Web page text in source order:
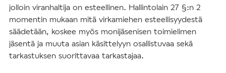
jolloin viranhaltija on esteellinen. Hallintolain 27 §:n 2
momentin mukaan mitä virkamiehen esteellisyydestä
säädetään, koskee myös monijäsenisen toimielimen
jäsentä ja muuta asian käsittelyyn osallistuvaa sekä
tarkastuksen suorittavaa tarkastajaa.